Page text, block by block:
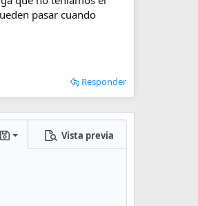
pasar cuando
Responder
a código BB
Borradores Vista previa